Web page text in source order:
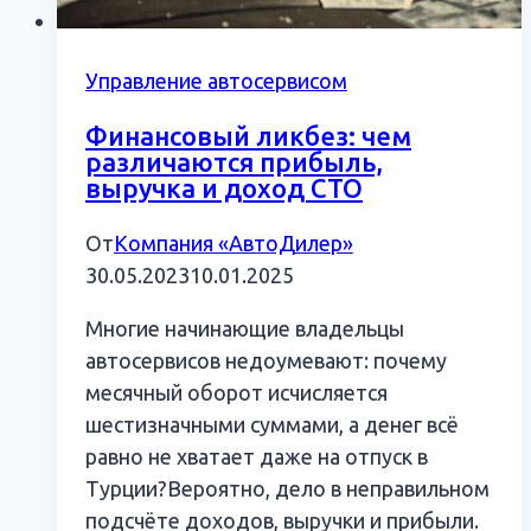
Управление автосервисом
Финансовый ликбез: чем
различаются прибыль,
выручка и доход СТО
ОтКомпания «АвтоДилер»
30.05.202310.01.2025
Многие начинающие владельцы
автосервисов недоумевают: почему
месячный оборот исчисляется
шестизначными суммами, а денег всё
равно не хватает даже на отпуск в
Турции?Вероятно, дело в неправильном
подсчёте доходов, выручки и прибыли.